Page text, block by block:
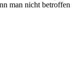
man nicht betroffen